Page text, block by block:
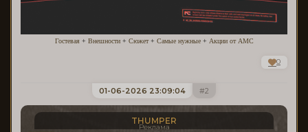
Гостевая+ Внешности+ Сюжет+ Самые нужные+ Акции от АМС
0
2
01-06-2026 23:09:04
THUMPER
Реклама